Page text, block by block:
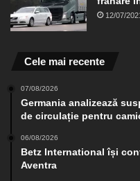
12/07/
Cele mai recente
07/08/2026
Germania analizează
de circulație pentru
06/08/2026
Betz International își
Aventra